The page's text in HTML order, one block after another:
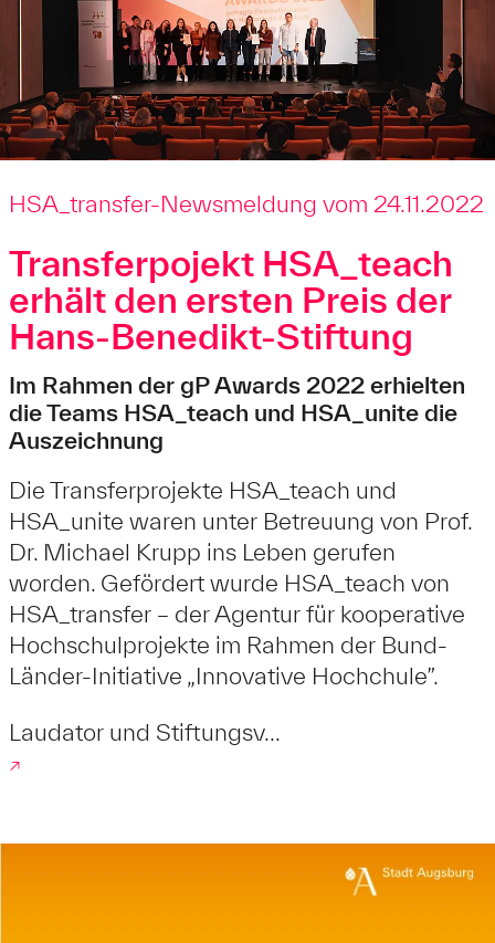
HSA_transfer-Newsmeldung vom 24.11.2022
Transferpojekt HSA_teach
erhält den ersten Preis der
Hans-Benedikt-Stiftung
Im Rahmen der gP Awards 2022 erhielten
die Teams HSA_teach und HSA_unite die
Auszeichnung
Die Transferprojekte HSA_teach und
HSA_unite waren unter Betreuung von Prof.
Dr. Michael Krupp ins Leben gerufen
worden. Gefördert wurde HSA_teach von
HSA_transfer – der Agentur für kooperative
Hochschulprojekte im Rahmen der Bund-
Länder-Initiative „Innovative Hochchule”.
Laudator und Stiftungsv...
↗